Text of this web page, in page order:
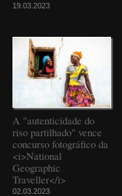
19.03.2023
A "autenticidade do
riso partilhado" vence
concurso fotográfico da
<i>National
Geographic
Traveller</i>
02.03.2023